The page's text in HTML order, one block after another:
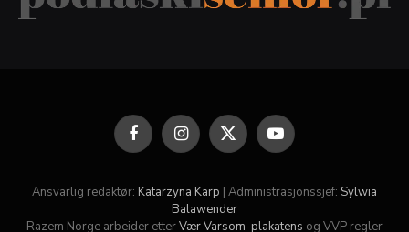
FacebookInstagram
X
(Twitter)
YouTube
Ansvarlig redaktør: Katarzyna Karp | Administrasjonssjef: Sylwia
Balawender
Razem Norge arbeider etterVær Varsom-plakatens og VVP regler